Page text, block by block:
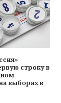
строку в
выборах в